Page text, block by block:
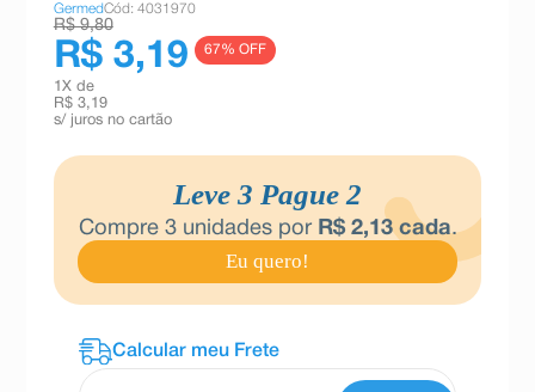
10ºshampoo
GermedCód: 4031970
R$ 9,80
R$ 3,19 67% OFF
1 X de
R$ 3,19
s/ juros no cartão
Leve 3 Pague 2
Compre 3unidades por R$ 2,13cada.
Eu quero!